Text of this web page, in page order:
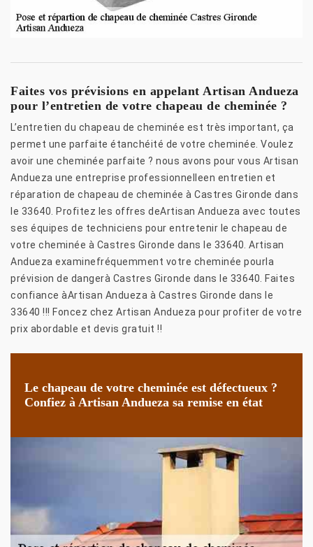
Faites vos prévisions en appelant Artisan Andueza
pour l’entretien de votre chapeau de cheminée ?
L’entretien du chapeau de cheminée est très important, ça
permet une parfaite étanchéité de votre cheminée. Voulez
avoir une cheminée parfaite ? nous avons pour vous Artisan
Andueza une entreprise professionnelleen entretien et
réparation de chapeau de cheminée à Castres Gironde dans
le 33640. Profitez les offres deArtisan Andueza avec toutes
ses équipes de techniciens pour entretenir le chapeau de
votre cheminée à Castres Gironde dans le 33640. Artisan
Andueza examinefréquemment votre cheminée pourla
prévision de dangerà Castres Gironde dans le 33640. Faites
confiance àArtisan Andueza à Castres Gironde dans le
33640 !!! Foncez chez Artisan Andueza pour profiter de votre
prix abordable et devis gratuit !!
Le chapeau de votre cheminée est défectueux ?
Confiez à Artisan Andueza sa remise en état